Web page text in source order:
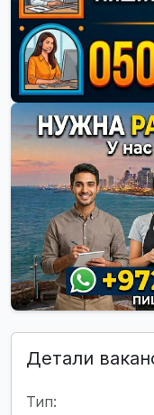
Детали
Тип: